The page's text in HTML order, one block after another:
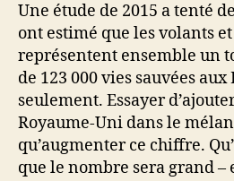
Une étude de 2015 a tenté
ont estimé que les volants
représentent ensemble un
de 123 000 vies sauvées aux
seulement. Essayer
Royaume-Uni dans le
qu’augmenter ce chiffre.
que le nombre sera grand –